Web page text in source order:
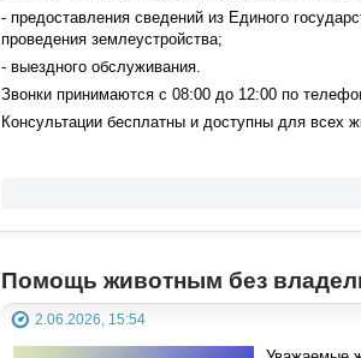
- предоставления сведений из Единого
проведения землеустройства;
- выездного обслуживания.
Звонки принимаются с 08:00 до 12:00 по
Консультации бесплатны и доступны для всех
Помощь животным без
2.06.2026, 15:54